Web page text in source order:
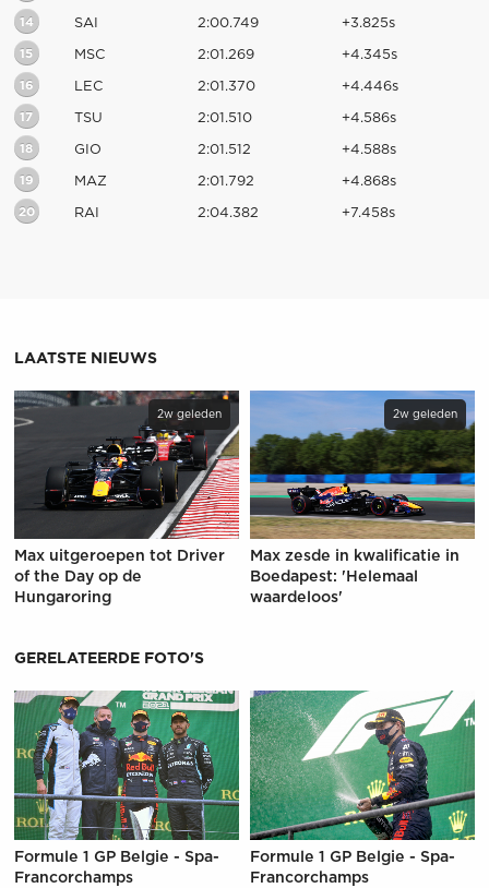
14 SAI 2:00.749 +3.825s
15 MSC 2:01.269 +4.345s
16 LEC 2:01.370 +4.446s
17 TSU 2:01.510 +4.586s
18 GIO 2:01.512 +4.588s
19 MAZ 2:01.792 +4.868s
20 RAI 2:04.382 +7.458s
LAATSTE NIEUWS
2w geleden
Max uitgeroepen tot Driver
of the Day op de
Hungaroring
2w geleden
Max zesde in kwalificatie in
Boedapest: 'Helemaal
waardeloos'
GERELATEERDE FOTO'S
Formule 1 GP Belgie - Spa-
Francorchamps
Formule 1 GP Belgie - Spa-
Francorchamps